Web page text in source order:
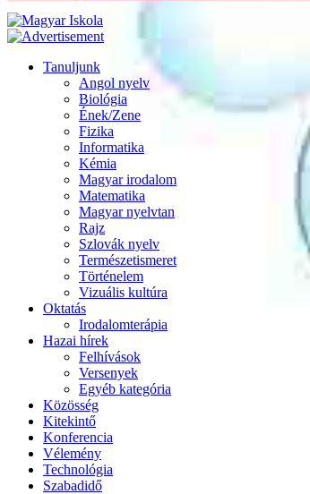
Tanuljunk
Angol nyelv
Biológia
Ének/Zene
Fizika
Informatika
Kémia
Magyar irodalom
Matematika
Magyar nyelvtan
Rajz
Szlovák nyelv
Természetismeret
Történelem
Vizuális kultúra
Oktatás
Irodalomterápia
Hazai hírek
Felhívások
Versenyek
Egyéb kategória
Közösség
Kitekintő
Konferencia
Vélemény
Technológia
Szabadidő